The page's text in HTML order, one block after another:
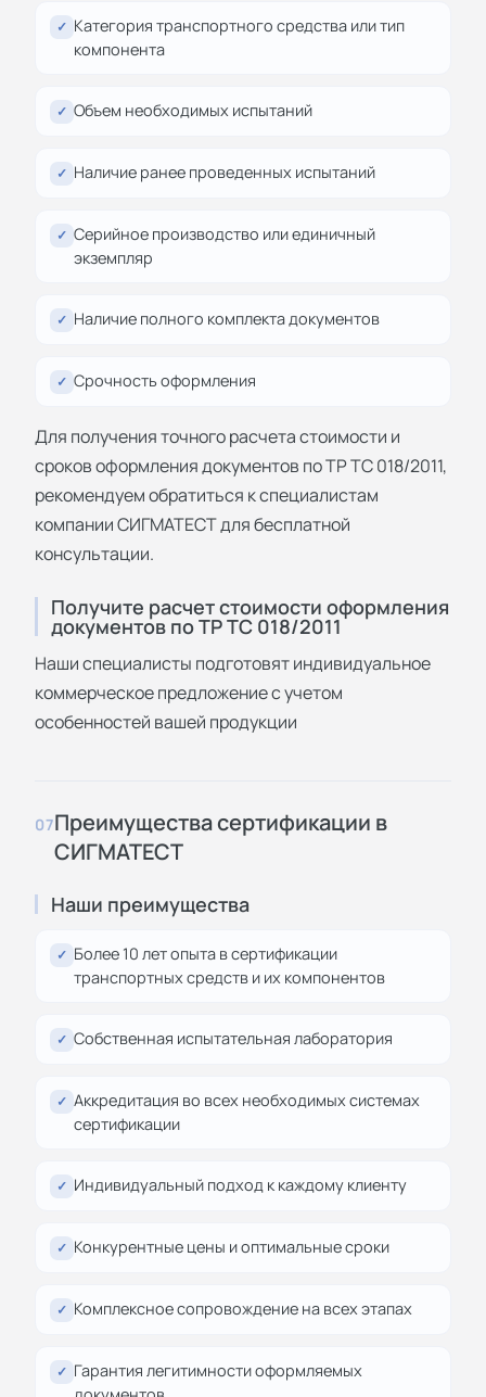
✓ Категория транспортного средства или тип
компонента
✓ Объем необходимых испытаний
✓ Наличие ранее проведенных испытаний
✓ Серийное производство или единичный
экземпляр
✓ Наличие полного комплекта документов
✓ Срочность оформления
Для получения точного расчета стоимости и
сроков оформления документов по ТР ТС 018/2011,
рекомендуем обратиться к специалистам
компании СИГМАТЕСТ для бесплатной
консультации.
Получите расчет стоимости оформления
документов по ТР ТС 018/2011
Наши специалисты подготовят индивидуальное
коммерческое предложение с учетом
особенностей вашей продукции
07Преимущества сертификации в
СИГМАТЕСТ
Наши преимущества
✓ Более 10 лет опыта в сертификации
транспортных средств и их компонентов
✓ Собственная испытательная лаборатория
✓ Аккредитация во всех необходимых системах
сертификации
✓ Индивидуальный подход к каждому клиенту
✓ Конкурентные цены и оптимальные сроки
✓ Комплексное сопровождение на всех этапах
✓ Гарантия легитимности оформляемых